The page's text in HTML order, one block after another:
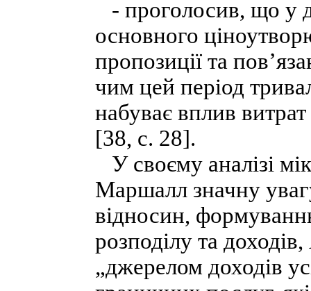
- проголосив, що у
основного
пропозиції та
чим цей період
набуває вплив
[38, с. 28].
У своєму аналізі
Маршалл значну
відносин,
розподілу та
„джерелом доходів